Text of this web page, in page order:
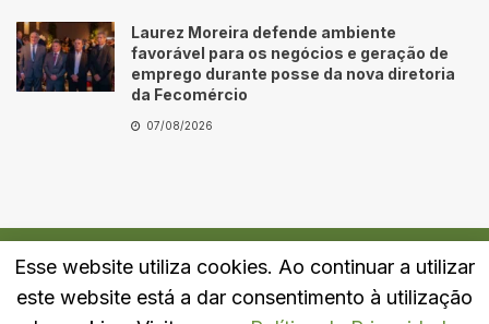
Laurez Moreira defende ambiente
favorável para os negócios e geração de
emprego durante posse da nova diretoria
da Fecomércio
07/08/2026
Quem Somos Fale Conosco Política de Privacidade
Esse website utiliza cookies. Ao continuar a utilizar
este website está a dar consentimento à utilização